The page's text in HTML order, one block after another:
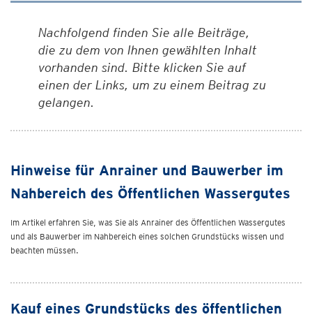
Nachfolgend finden Sie alle Beiträge,
die zu dem von Ihnen gewählten Inhalt
vorhanden sind. Bitte klicken Sie auf
einen der Links, um zu einem Beitrag zu
gelangen.
Hinweise für Anrainer und Bauwerber im
Nahbereich des Öffentlichen Wassergutes
Im Artikel erfahren Sie, was Sie als Anrainer des Öffentlichen Wassergutes
und als Bauwerber im Nahbereich eines solchen Grundstücks wissen und
beachten müssen.
Kauf eines Grundstücks des öffentlichen